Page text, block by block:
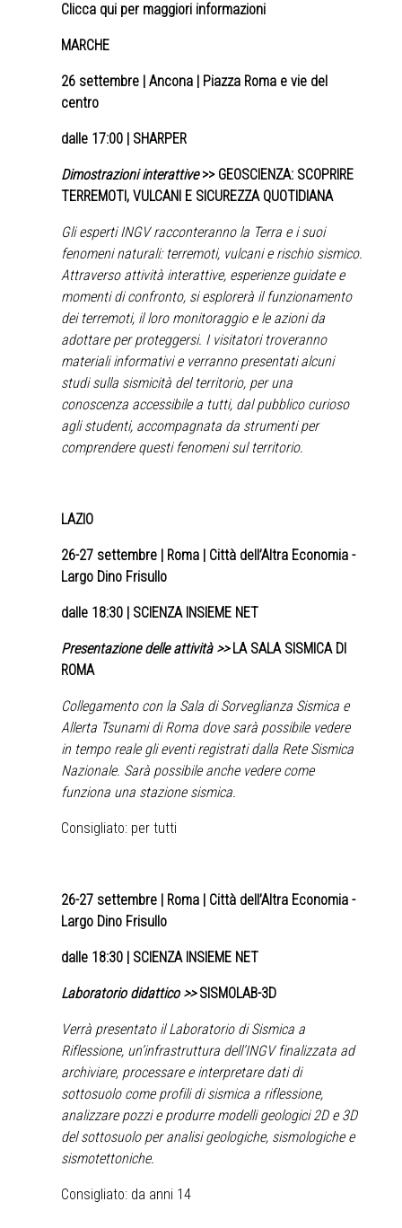
Clicca qui per maggiori informazioni
MARCHE
26 settembre | Ancona | Piazza Roma e vie del
centro
dalle 17:00 | SHARPER
Dimostrazioni interattive>> GEOSCIENZA: SCOPRIRE
TERREMOTI, VULCANI E SICUREZZA QUOTIDIANA
Gli esperti INGV racconteranno la Terra e i suoi
fenomeni naturali: terremoti, vulcani e rischio sismico.
Attraverso attività interattive, esperienze guidate e
momenti di confronto, si esplorerà il funzionamento
dei terremoti, il loro monitoraggio e le azioni da
adottare per proteggersi. I visitatori troveranno
materiali informativi e verranno presentati alcuni
studi sulla sismicità del territorio, per una
conoscenza accessibile a tutti, dal pubblico curioso
agli studenti, accompagnata da strumenti per
comprendere questi fenomeni sul territorio.
LAZIO
26-27 settembre | Roma | Città dell’Altra Economia -
Largo Dino Frisullo
dalle 18:30 | SCIENZA INSIEME NET
Presentazione delle attività >> LA SALA SISMICA DI
ROMA
Collegamento con la Sala di Sorveglianza Sismica e
Allerta Tsunami di Roma dove sarà possibile vedere
in tempo reale gli eventi registrati dalla Rete Sismica
Nazionale. Sarà possibile anche vedere come
funziona una stazione sismica.
Consigliato: per tutti
26-27 settembre | Roma | Città dell’Altra Economia -
Largo Dino Frisullo
dalle 18:30 | SCIENZA INSIEME NET
Laboratorio didattico >>SISMOLAB-3D
Verrà presentato il Laboratorio di Sismica a
Riflessione, un’infrastruttura dell’INGV finalizzata ad
archiviare, processare e interpretare dati di
sottosuolo come profili di sismica a riflessione,
analizzare pozzi e produrre modelli geologici 2D e 3D
del sottosuolo per analisi geologiche, sismologiche e
sismotettoniche.
Consigliato: da anni 14